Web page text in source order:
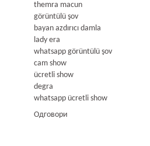
themra macun
görüntülü şov
bayan azdırıcı damla
lady era
whatsapp görüntülü şov
cam show
ücretli show
degra
whatsapp ücretli show
Одговори